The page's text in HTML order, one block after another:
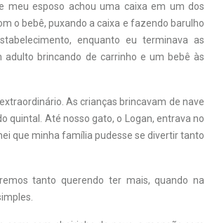
meu esposo achou uma caixa em um dos
o bebê, puxando a caixa e fazendo barulho
enquanto eu terminava as
brincando de carrinho e um bebê às
As crianças brincavam de nave
quintal. Até nosso gato, o Logan, entrava no
que minha família pudesse se divertir tanto
tanto querendo ter mais, quando na